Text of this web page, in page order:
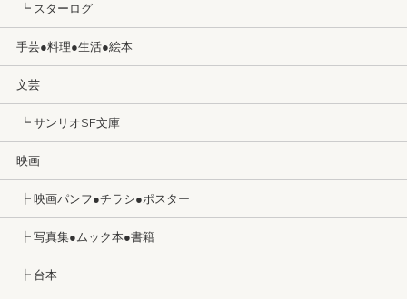
┗ スターログ
手芸●料理●生活●絵本
文芸
┗ サンリオSF文庫
映画
┣ 映画パンフ●チラシ●ポスター
┣ 写真集●ムック本●書籍
┣ 台本